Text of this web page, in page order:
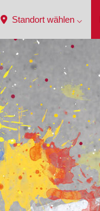
Standort wählen ⌵